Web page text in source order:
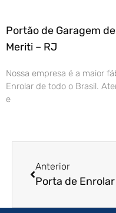
Portão de Garagem
Meriti – RJ
Nossa empresa é a maior
Enrolar de todo o Brasil.
e
Anterior